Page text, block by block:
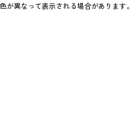
異なって表示される場合があります。